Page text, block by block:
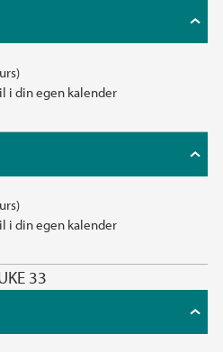
i din egen kalender
i din egen kalender
33